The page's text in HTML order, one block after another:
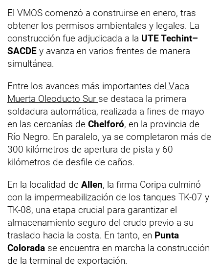
El VMOS comenzó a construirse en enero, tras
obtener los permisos ambientales y legales. La
construcción fue adjudicada a la UTE Techint–
SACDE y avanza en varios frentes de manera
simultánea.
Entre los avances más importantes del Vaca
Muerta Oleoducto Sur se destaca la primera
soldadura automática, realizada a fines de mayo
en las cercanías de Chelforó, en la provincia de
Río Negro. En paralelo, ya se completaron más de
300 kilómetros de apertura de pista y 60
kilómetros de desfile de caños.
En la localidad de Allen, la firma Coripa culminó
con la impermeabilización de los tanques TK-07 y
TK-08, una etapa crucial para garantizar el
almacenamiento seguro del crudo previo a su
traslado hacia la costa. En tanto, en Punta
Colorada se encuentra en marcha la construcción
de la terminal de exportación.